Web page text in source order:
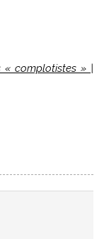
« complotistes » |